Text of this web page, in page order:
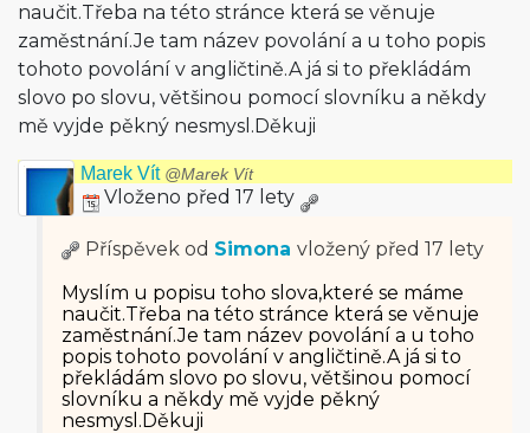
naučit.Třeba na této stránce která se věnuje
zaměstnání.Je tam název povolání a u toho popis
tohoto povolání v angličtině.A já si to překládám
slovo po slovu, většinou pomocí slovníku a někdy
mě vyjde pěkný nesmysl.Děkuji
Marek Vít @Marek Vít
Vloženo před 17 lety
Příspěvek od Simona vložený před 17 lety
Myslím u popisu toho slova,které se máme
naučit.Třeba na této stránce která se věnuje
zaměstnání.Je tam název povolání a u toho
popis tohoto povolání v angličtině.A já si to
překládám slovo po slovu, většinou pomocí
slovníku a někdy mě vyjde pěkný
nesmysl.Děkuji